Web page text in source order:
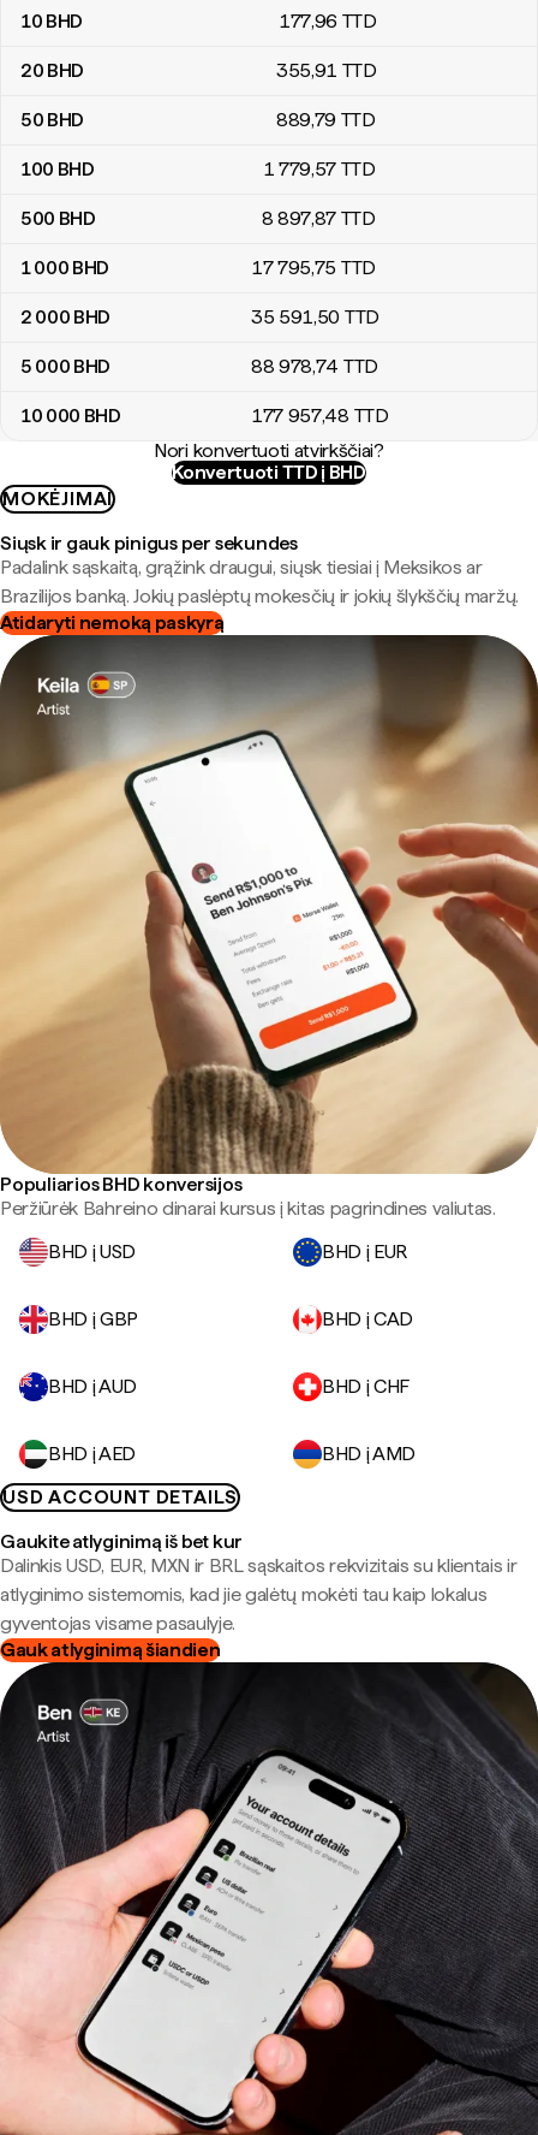
10 BHD 177,96 TTD
20 BHD 355,91 TTD
50 BHD 889,79 TTD
100 BHD 1 779,57 TTD
500 BHD 8 897,87 TTD
1 000 BHD 17 795,75 TTD
2 000 BHD 35 591,50 TTD
5 000 BHD 88 978,74 TTD
10 000 BHD 177 957,48 TTD
Nori konvertuoti atvirkščiai?
Konvertuoti TTD į BHD
MOKĖJIMAI
Siųsk ir gauk pinigus per sekundes
Padalink sąskaitą, grąžink draugui, siųsk tiesiai į Meksikos ar
Brazilijos banką. Jokių paslėptų mokesčių ir jokių šlykščių maržų.
Atidaryti nemoką paskyrą
Populiarios BHD konversijos
Peržiūrėk Bahreino dinarai kursus į kitas pagrindines valiutas.
BHD į USD
BHD į EUR
BHD į GBP BHD į CAD
BHD į AUD BHD į CHF
BHD į AED
BHD į AMD
USD ACCOUNT DETAILS
Gaukite atlyginimą iš bet kur
Dalinkis USD, EUR, MXN ir BRL sąskaitos rekvizitais su klientais ir
atlyginimo sistemomis, kad jie galėtų mokėti tau kaip lokalus
gyventojas visame pasaulyje.
Gauk atlyginimą šiandien